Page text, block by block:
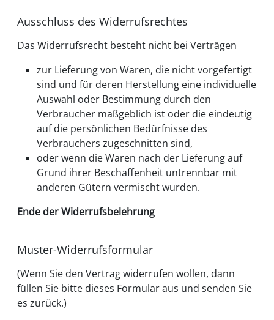
Ausschluss des Widerrufsrechtes
Das Widerrufsrecht besteht nicht bei Verträgen
zur Lieferung von Waren, die nicht vorgefertigt
sind und für deren Herstellung eine individuelle
Auswahl oder Bestimmung durch den
Verbraucher maßgeblich ist oder die eindeutig
auf die persönlichen Bedürfnisse des
Verbrauchers zugeschnitten sind,
oder wenn die Waren nach der Lieferung auf
Grund ihrer Beschaffenheit untrennbar mit
anderen Gütern vermischt wurden.
Ende der Widerrufsbelehrung
Muster-Widerrufsformular
(Wenn Sie den Vertrag widerrufen wollen, dann
füllen Sie bitte dieses Formular aus und senden Sie
es zurück.)